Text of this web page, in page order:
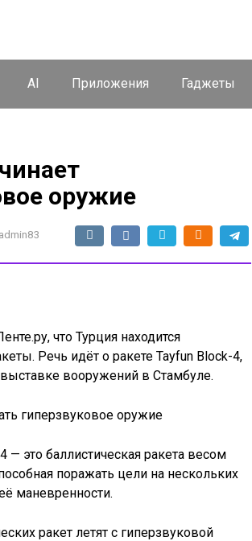
AI Приложения Гаджеты
оружие
admin83
что Турция находится
Речь идёт о ракете Tayfun Block-4,
вооружений в Стамбуле.
это баллистическая ракета весом
поражать цели на нескольких
маневренности.
ракет летят с гиперзвуковой